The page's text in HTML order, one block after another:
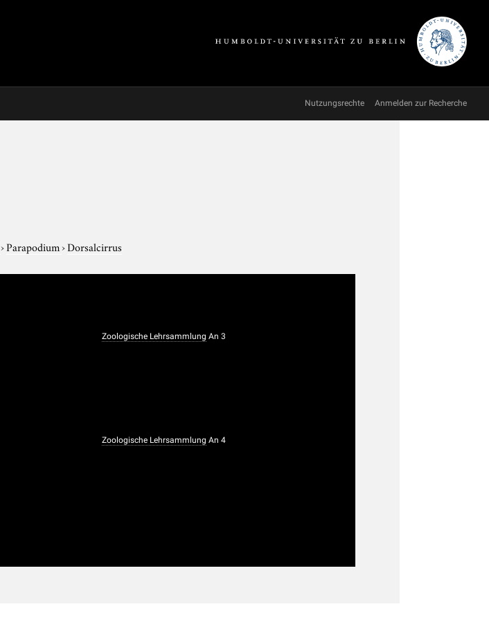
Nutzungsrechte Anmelden zur Recherche
›Parapodium›Dorsalcirrus
Zoologische Lehrsammlung An 3
Zoologische Lehrsammlung An 4